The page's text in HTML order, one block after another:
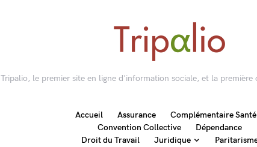
Tripalio, le premier site en ligne d'information sociale, et la première
Accueil Assurance
Complémentaire Santé
Convention Collective
Dépendance
Droit du Travail
Juridique